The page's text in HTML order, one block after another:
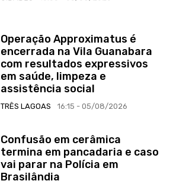
Operação Approximatus é
encerrada na Vila Guanabara
com resultados expressivos
em saúde, limpeza e
assistência social
TRÊS LAGOAS 16:15 - 05/08/2026
Confusão em cerâmica
termina em pancadaria e caso
vai parar na Polícia em
Brasilândia